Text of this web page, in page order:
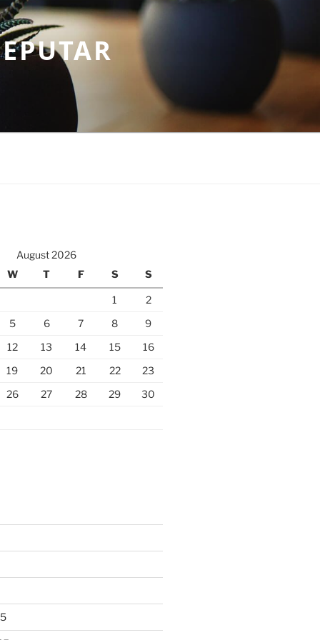
August 2026
W T F S S
1
2
5 6 7 8
9
12 13 14 15
16
19 20 21 22
23
26 27 28 29
30